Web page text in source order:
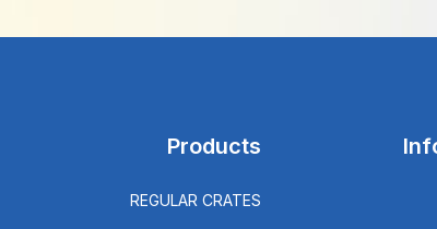
Products
REGULAR CRATES